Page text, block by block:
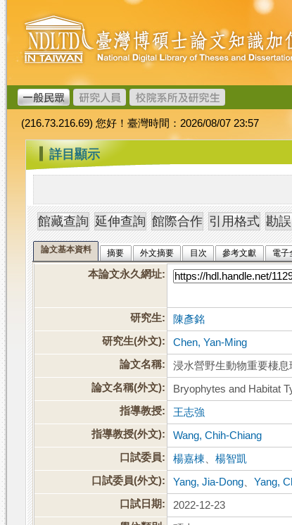
跳
到
主
要
內
容
臺
灣
博
碩
士
論
文
加
值
系
統
(216.73.216.69) 您好！臺灣時間：2026/08/07 23:57
::: 詳目顯示
論文基本資料 摘要 外文摘要 目次 參考文獻 電子
本論文永久網址:
研究生:
陳彥銘
研究生(外文):
Chen, Yan-Ming
論文名稱:
浸水營野生動物重要棲
論文名稱(外文):
Bryophytes and Habitat
指導教授:
王志強
指導教授(外文):
Wang, Chih-Chiang
口試委員:
楊嘉棟 、楊智凱
口試委員(外文):
Yang, Jia-Dong 、Yang,
口試日期:
2022-12-23